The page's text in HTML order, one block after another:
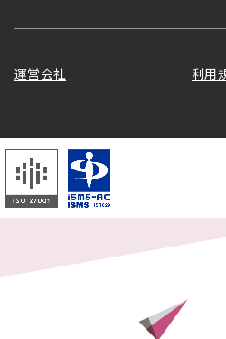
運営会社 利用